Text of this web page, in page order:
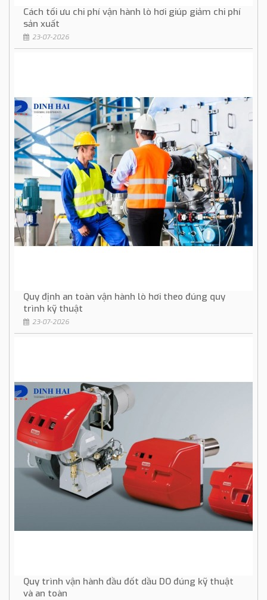
Cách tối ưu chi phí vận hành lò hơi giúp giảm chi phí
sản xuất
23-07-2026
Quy định an toàn vận hành lò hơi theo đúng quy
trình kỹ thuật
23-07-2026
Quy trình vận hành đầu đốt dầu DO đúng kỹ thuật
và an toàn